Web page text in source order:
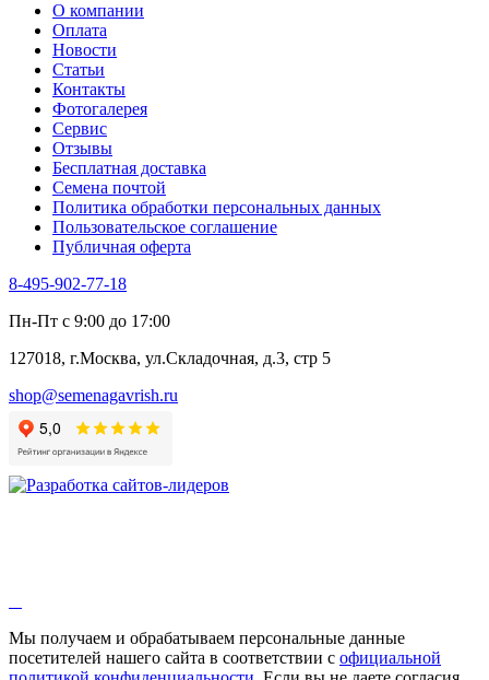
О компании
Оплата
Новости
Статьи
Контакты
Фотогалерея​
Сервис
Отзывы
Бесплатная доставка
Семена почтой
Политика обработки персональных данных
Пользовательское соглашение
Публичная оферта
8-495-902-77-18
Пн-Пт с 9:00 до 17:00
127018, г.Москва, ул.Складочная, д.3, стр 5
shop@semenagavrish.ru
Мы получаем и обрабатываем персональные данные
посетителей нашего сайта в соответствии с официальной